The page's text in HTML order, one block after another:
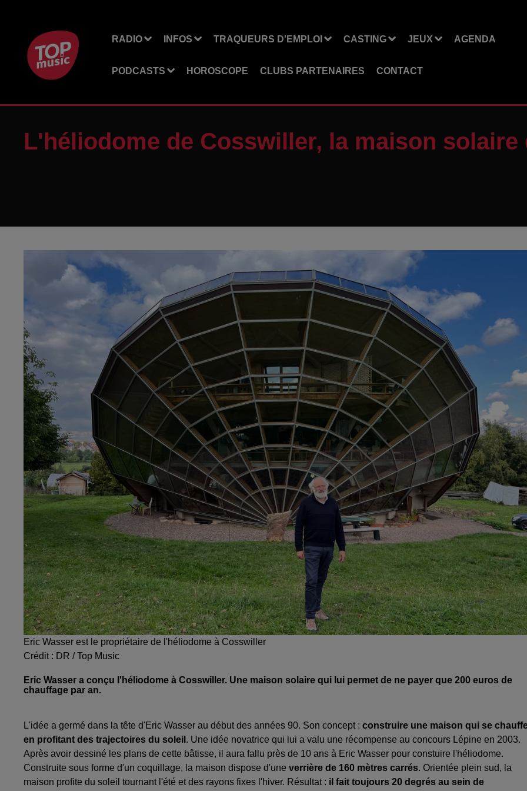
RADIO INFOS TRAQUEURS D'EMPLOI CASTING JEUX AGENDA
PODCASTS HOROSCOPE CLUBS PARTENAIRES CONTACT
L'héliodome de Cosswiller, la maison solaire
Eric Wasser est le propriétaire de l'héliodome à Cosswiller
Crédit : DR / Top Music
Eric Wasser a conçu l'héliodome à Cosswiller. Une maison solaire qui lui permet de ne payer que 200 euros de
chauffage par an.
L'idée a germé dans la tête d'Eric Wasser au début des années 90. Son concept : construire une maison qui se
en profitant des trajectoires du soleil . Une idée novatrice qui lui a valu une récompense au concours Lépine en 2003.
Après avoir dessiné les plans de cette bâtisse, il aura fallu près de 10 ans à Eric Wasser pour constuire l'héliodome.
Construite sous forme d'un coquillage, la maison dispose d'une verrière de 160 mètres carrés. Orientée plein sud, la
maison profite du soleil tournant l'été et des rayons fixes l'hiver. Résultat : il fait toujours 20 degrés au sein de